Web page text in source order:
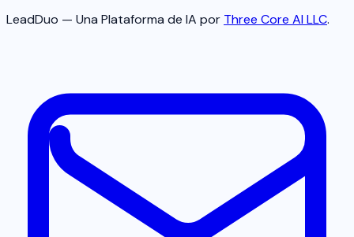
LeadDuo — Una Plataforma de IA por Three Core AI LLC.